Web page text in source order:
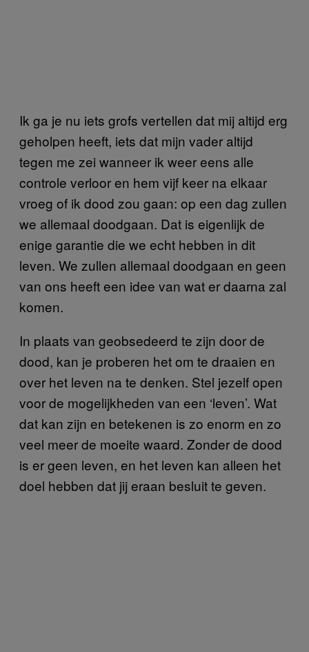
Ik ga je nu iets grofs vertellen dat mij altijd erg
geholpen heeft, iets dat mijn vader altijd
tegen me zei wanneer ik weer eens alle
controle verloor en hem vijf keer na elkaar
vroeg of ik dood zou gaan: op een dag zullen
we allemaal doodgaan. Dat is eigenlijk de
enige garantie die we echt hebben in dit
leven. We zullen allemaal doodgaan en geen
van ons heeft een idee van wat er daarna zal
komen.
In plaats van geobsedeerd te zijn door de
dood, kan je proberen het om te draaien en
over het leven na te denken. Stel jezelf open
voor de mogelijkheden van een ‘leven’. Wat
dat kan zijn en betekenen is zo enorm en zo
veel meer de moeite waard. Zonder de dood
is er geen leven, en het leven kan alleen het
doel hebben dat jij eraan besluit te geven.